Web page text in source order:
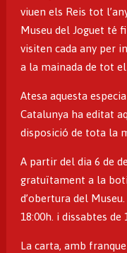
viuen els Reis tot
Museu del Joguet té
visiten cada any per
a la mainada de tot el
Atesa aquesta
Catalunya ha editat
disposició de tota la
A partir del dia 6 de
gratuïtament a la
d’obertura del
18:00h. i dissabtes de
La carta, amb